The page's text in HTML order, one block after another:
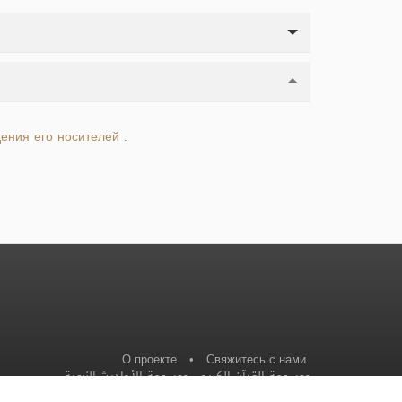
его носителей
О проекте • Свяжитесь с нами
موسوعة القرآن الكريم-موسوعة الأحاديث النبوية